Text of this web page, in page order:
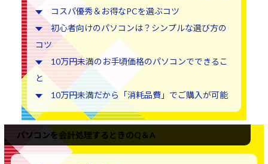
コスパ優秀＆お得なPCを選ぶコツ
初心者向けのパソコンは？シンプルな選び方の
コツ
10万円未満のお手頃価格のパソコンでできるこ
と
10万円未満だから「消耗品費」でご購入が可能
パソコンを会計処理するときのQ＆A